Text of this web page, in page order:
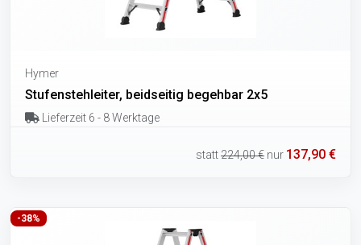
Hymer
Stufenstehleiter, beidseitig begehbar 2x5
Lieferzeit 6 - 8 Werktage
statt224,00 € nur 137,90 €
-38%